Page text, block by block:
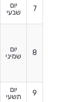
7
יום
שבעי
8
יום
שמיני
9
יום
תשעי